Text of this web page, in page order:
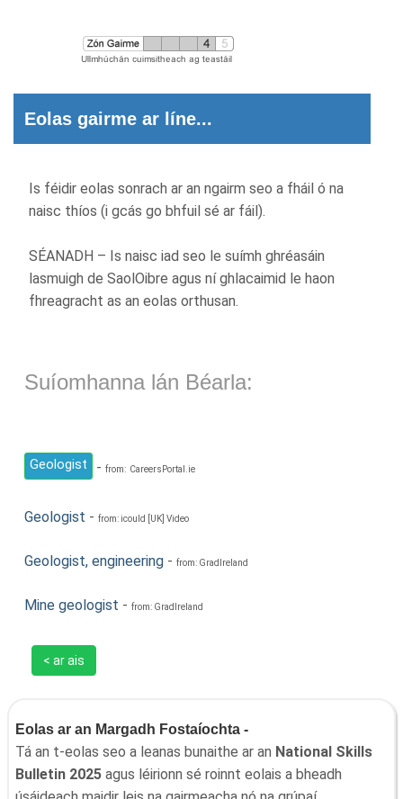
Eolas gairme ar líne...
Is féidir eolas sonrach ar an ngairm seo a fháil ó na
naisc thíos (i gcás go bhfuil sé ar fáil).
SÉANADH – Is naisc iad seo le suímh ghréasáin
lasmuigh de SaolOibre agus ní ghlacaimid le haon
fhreagracht as an eolas orthusan.
Suíomhanna lán Béarla:
Geologist - from: CareersPortal.ie
Geologist - from: icould [UK] Video
Geologist, engineering - from: GradIreland
Mine geologist - from: GradIreland
< ar ais
Eolas ar an Margadh Fostaíochta -
Tá an t-eolas seo a leanas bunaithe ar an National Skills
Bulletin 2025 agus léirionn sé roinnt eolais a bheadh